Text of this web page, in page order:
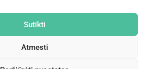
Sutikti
Atmesti